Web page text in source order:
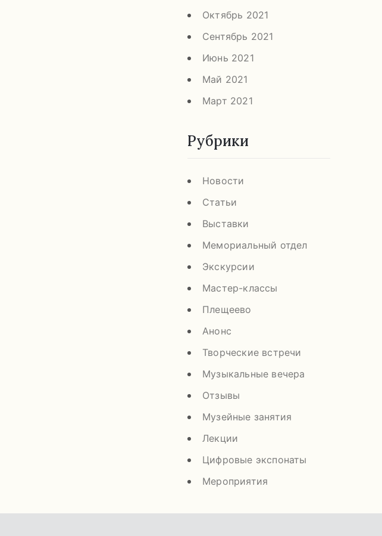
Октябрь 2021
Сентябрь 2021
Июнь 2021
Май 2021
Март 2021
Рубрики
Новости
Статьи
Выставки
Мемориальный отдел
Экскурсии
Мастер-классы
Плещеево
Анонс
Творческие встречи
Музыкальные вечера
Отзывы
Музейные занятия
Лекции
Цифровые экспонаты
Мероприятия